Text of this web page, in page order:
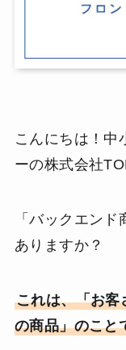
こんにちは！中
ーの株式会社
「バックエン
ありますか？
これは、「お客
の商品」のこと